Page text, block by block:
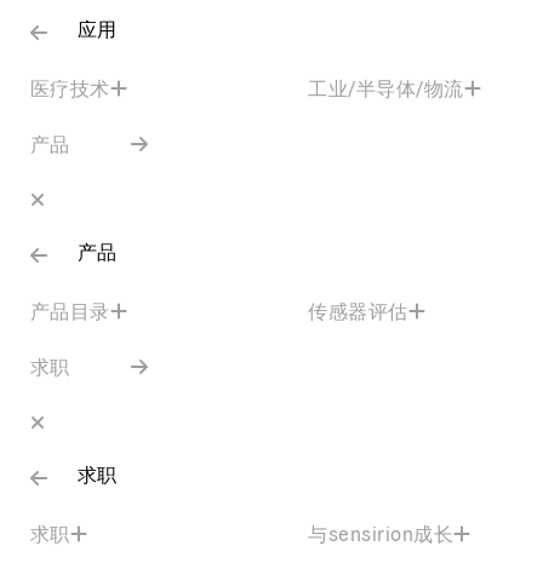
应用
医疗技术 工业/半导体/物流
产品
产品
产品目录 传感器评估
求职
求职
求职 与sensirion成长